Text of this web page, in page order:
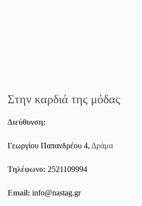
Στην καρδιά της μόδας
Διεύθυνση:
Γεωργίου Παπανδρέου 4, Δράμα
Τηλέφωνο: 2521109994
Email: info@nastag.gr